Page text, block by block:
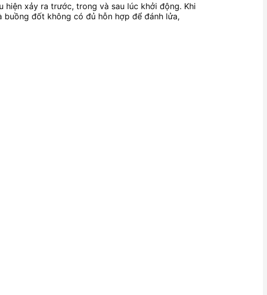
xảy ra trước, trong và sau lúc khởi động. Khi
đốt không có đủ hỗn hợp để đánh lửa,